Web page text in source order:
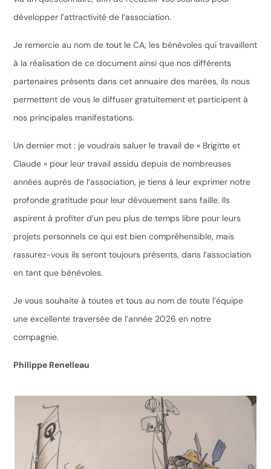
développer l’attractivité de l’association.
Je remercie au nom de tout le CA, les bénévoles qui travaillent
à la réalisation de ce document ainsi que nos différents
partenaires présents dans cet annuaire des marées, ils nous
permettent de vous le diffuser gratuitement et participent à
nos principales manifestations.
Un dernier mot : je voudrais saluer le travail de « Brigitte et
Claude » pour leur travail assidu depuis de nombreuses
années auprès de l’association, je tiens à leur exprimer notre
profonde gratitude pour leur dévouement sans faille. Ils
aspirent à profiter d’un peu plus de temps libre pour leurs
projets personnels ce qui est bien compréhensible, mais
rassurez-vous ils seront toujours présents, dans l’association
en tant que bénévoles.
Je vous souhaite à toutes et tous au nom de toute l’équipe
une excellente traversée de l’année 2026 en notre
compagnie.
Philippe Renelleau